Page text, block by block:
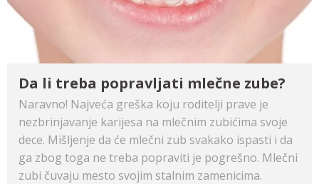
Da li treba popravljati mlečne zube?
Naravno! Najveća greška koju roditelji prave je
nezbrinjavanje karijesa na mlečnim zubićima svoje
dece. Mišljenje da će mlečni zub svakako ispasti i da
ga zbog toga ne treba popraviti je pogrešno. Mlečni
zubi čuvaju mesto svojim stalnim zamenicima.